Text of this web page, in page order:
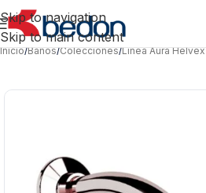
Skip to navigation
Skip to main content
Inicio/Baños/Colecciones/Línea Aura Helvex